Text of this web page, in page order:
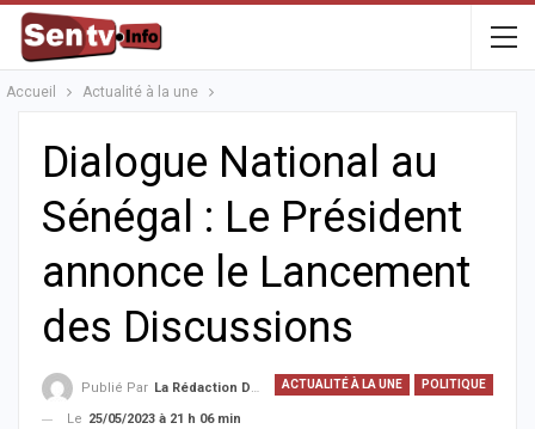
Accueil Actualité à la une
Dialogue National au
Sénégal : Le Président
annonce le Lancement
des Discussions
ACTUALITÉ À LA UNE POLITIQUE
Publié Par La Rédaction De La SenTV.info
Le 25/05/2023 à 21 h 06 min